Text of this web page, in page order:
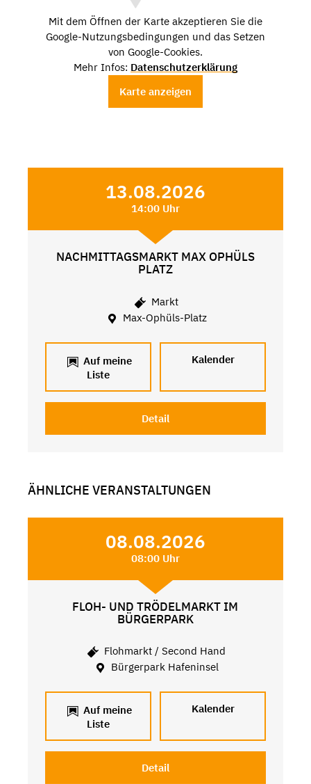
Mit dem Öffnen der Karte akzeptieren Sie die
Google-Nutzungsbedingungen und das Setzen
von Google-Cookies.
Mehr Infos: Datenschutzerklärung
Karte anzeigen
13.08.2026
14:00 Uhr
NACHMITTAGSMARKT MAX OPHÜLS
PLATZ
Markt
Max-Ophüls-Platz
Auf meine
Liste
Kalender
Detail
ÄHNLICHE VERANSTALTUNGEN
08.08.2026
08:00 Uhr
FLOH- UND TRÖDELMARKT IM
BÜRGERPARK
Flohmarkt / Second Hand
Bürgerpark Hafeninsel
Auf meine
Liste
Kalender
Detail